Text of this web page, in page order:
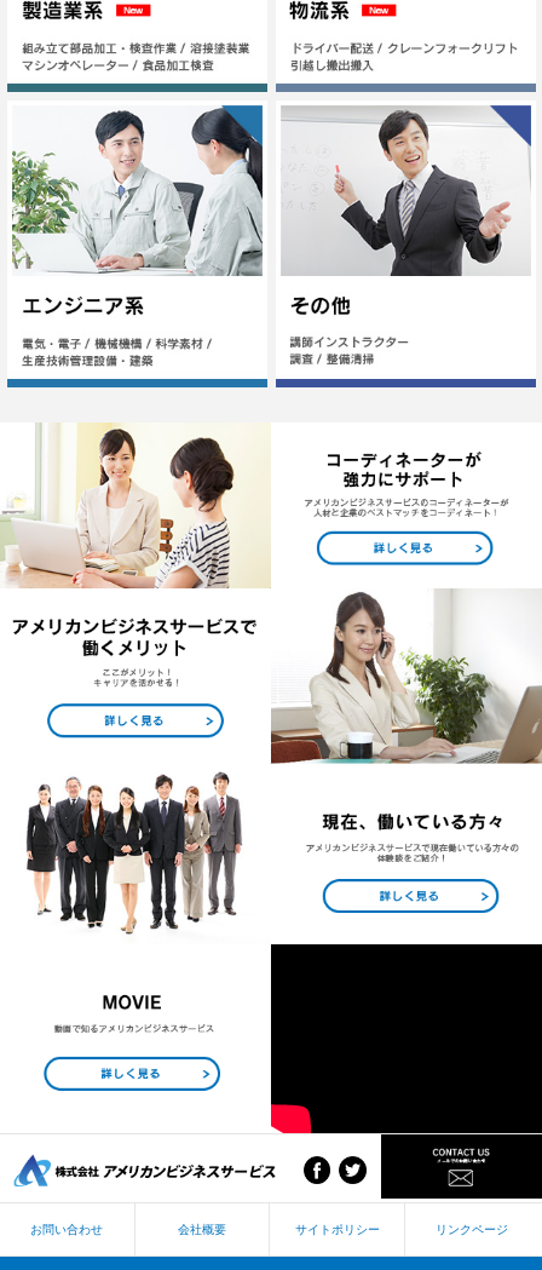
お問い合わせ 会社概要 サイトポリシー リンクページ